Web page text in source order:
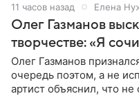
11 часов назад Елена
Олег Газманов
творчестве: «Я
Олег Газманов
очередь поэтом, а не
артист объяснил, что